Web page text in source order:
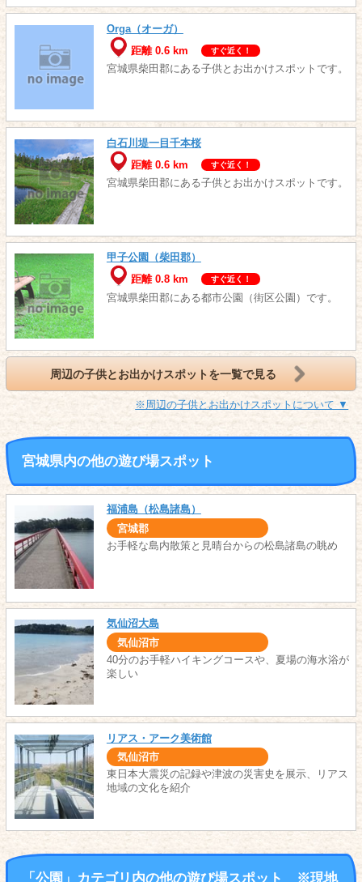
Orga（オーガ）
距離 0.6 km
すぐ近く！
宮城県柴田郡にある子供とお出かけスポットです。
白石川堤一目千本桜
距離 0.6 km
すぐ近く！
宮城県柴田郡にある子供とお出かけスポットです。
甲子公園（柴田郡）
距離 0.8 km
すぐ近く！
宮城県柴田郡にある都市公園（街区公園）です。
周辺の子供とお出かけスポットを一覧で見る
※周辺の子供とお出かけスポットについて ▼
宮城県内の他の遊び場スポット
福浦島（松島諸島）
宮城郡
お手軽な島内散策と見晴台からの松島諸島の眺め
気仙沼大島
気仙沼市
40分のお手軽ハイキングコースや、夏場の海水浴が
楽しい
リアス・アーク美術館
気仙沼市
東日本大震災の記録や津波の災害史を展示、リアス
地域の文化を紹介
「公園」カテゴリ内の他の遊び場スポット ※現地